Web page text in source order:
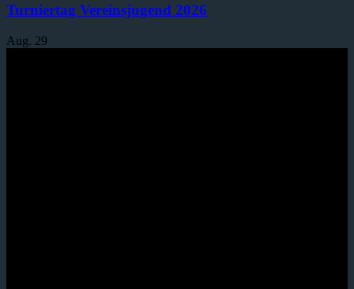
Turniertag Vereinsjugend 2026
Aug. 29